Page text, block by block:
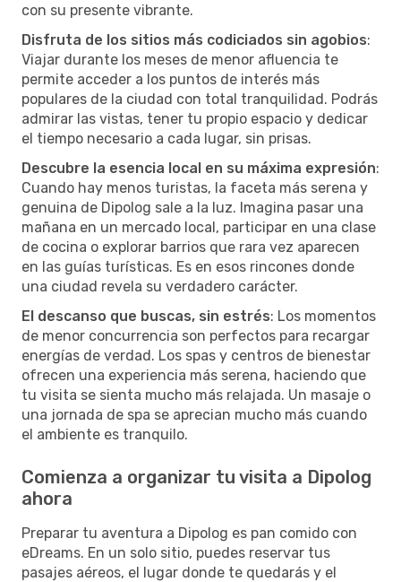
con su presente vibrante.
Disfruta de los sitios más codiciados sin agobios:
Viajar durante los meses de menor afluencia te
permite acceder a los puntos de interés más
populares de la ciudad con total tranquilidad. Podrás
admirar las vistas, tener tu propio espacio y dedicar
el tiempo necesario a cada lugar, sin prisas.
Descubre la esencia local en su máxima expresión:
Cuando hay menos turistas, la faceta más serena y
genuina de Dipolog sale a la luz. Imagina pasar una
mañana en un mercado local, participar en una clase
de cocina o explorar barrios que rara vez aparecen
en las guías turísticas. Es en esos rincones donde
una ciudad revela su verdadero carácter.
El descanso que buscas, sin estrés: Los momentos
de menor concurrencia son perfectos para recargar
energías de verdad. Los spas y centros de bienestar
ofrecen una experiencia más serena, haciendo que
tu visita se sienta mucho más relajada. Un masaje o
una jornada de spa se aprecian mucho más cuando
el ambiente es tranquilo.
Comienza a organizar tu visita a Dipolog
ahora
Preparar tu aventura a Dipolog es pan comido con
eDreams. En un solo sitio, puedes reservar tus
pasajes aéreos, el lugar donde te quedarás y el